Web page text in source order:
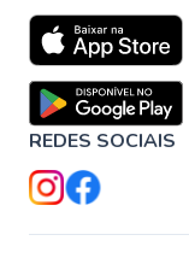
REDES SOCIAIS